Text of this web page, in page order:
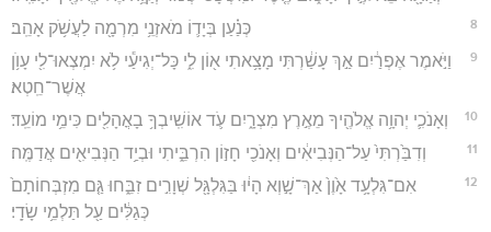
8 כְּנַ֗עַן בְּיָד֛וֹ מֹאזְנֵ֥י מִרְמָ֖ה לַעֲשֹׁ֥ק אָהֵֽב׃
9
וַיֹּ֣אמֶר אֶפְרַ֔יִם אַ֣ךְ עָשַׁ֔רְתִּי מָצָ֥אתִי א֖וֹן לִ֑י כָּל־יְגִיעַ֕י לֹ֥א יִמְצְאוּ־לִ֖י עָוֺ֥ן
אֲשֶׁר־חֵֽטְא׃
10 וְאָנֹכִ֛י יְהוָ֥ה אֱלֹהֶ֖יךָ מֵאֶ֣רֶץ מִצְרָ֑יִם עֹ֛ד אוֹשִֽׁיבְךָ֥ בָאֳהָלִ֖ים כִּימֵ֥י מוֹעֵֽד׃
11 וְדִבַּ֙רְתִּי֙ עַל־הַנְּבִיאִ֔ים וְאָנֹכִ֖י חָז֣וֹן הִרְבֵּ֑יתִי וּבְיַ֥ד הַנְּבִיאִ֖ים אֲדַמֶּֽה׃
12
אִם־גִּלְעָ֥ד אָ֙וֶן֙ אַךְ־שָׁ֣וְא הָי֔וּ בַּגִּלְגָּ֖ל שְׁוָרִ֣ים זִבֵּ֑חוּ גַּ֤ם מִזְבְּחוֹתָם֙
כְּגַלִּ֔ים עַ֖ל תַּלְמֵ֥י שָׂדָֽי׃